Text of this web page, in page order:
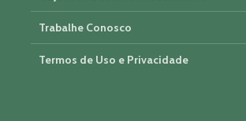
Trabalhe Conosco
Termos de Uso e Privacidade